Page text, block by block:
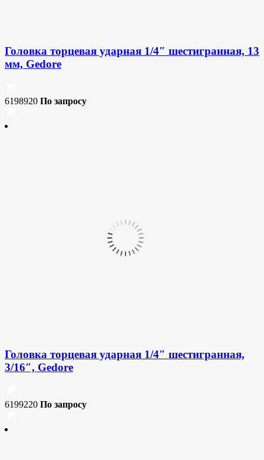
Головка торцевая ударная 1/4″ шестигранная, 13
мм, Gedore
6198920 По запросу
Головка торцевая ударная 1/4″ шестигранная,
3/16″, Gedore
6199220 По запросу